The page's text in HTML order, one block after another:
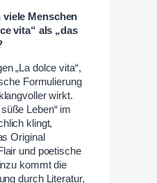
viele Menschen
vita“ als „das
„La dolce vita“,
Formulierung
wirkt.
Leben“ im
klingt,
Original
und poetische
kommt die
durch Literatur,